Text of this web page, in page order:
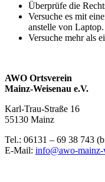
Überprüfe die
Versuche es mit
anstelle von Laptop.
Versuche mehr als
AWO Ortsverein
Mainz-Weisenau e.V.
Karl-Trau-Straße 16
55130 Mainz
Tel.: 06131 – 69 38 743
E-Mail: info@awo-mainz-